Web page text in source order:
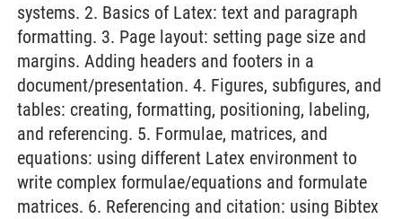
systems. 2. Basics of Latex: text and paragraph
formatting. 3. Page layout: setting page size and
margins. Adding headers and footers in a
document/presentation. 4. Figures, subfigures, and
tables: creating, formatting, positioning, labeling,
and referencing. 5. Formulae, matrices, and
equations: using different Latex environment to
write complex formulae/equations and formulate
matrices. 6. Referencing and citation: using Bibtex